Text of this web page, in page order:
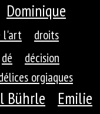
Dominique
l'art droits
dé
décision
orgiaques
Bührle
Emilie